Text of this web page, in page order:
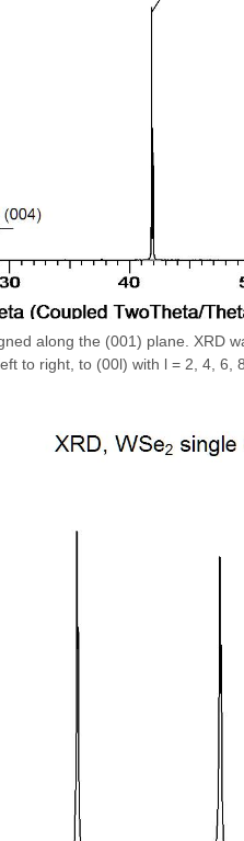
along the (001) plane. XRD
to right, to (00l) with l = 2, 4, 6,